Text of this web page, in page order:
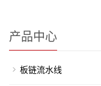
产品中心
板链流水线